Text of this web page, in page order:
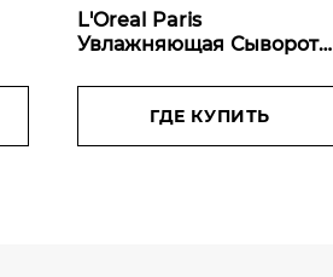
L'Oreal Paris
Увлажняющая Сыворотка
Elseve, Гиалурон
Наполнитель, для
обезвоженных и тонких
ГДЕ КУПИТЬ